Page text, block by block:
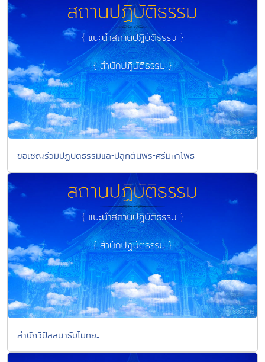
ขอเชิญร่วมปฏิบัติธรรมและปลูกต้นพระศรีมหาโพธิ์
สำนักวิปัสสนาธัมโมทยะ